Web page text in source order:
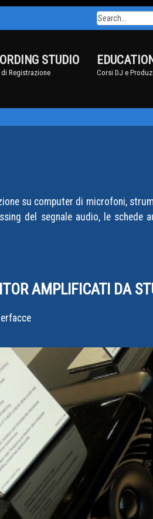
STUDIO
Registrazione Corsi DJ e
su computer di microfoni,
del segnale audio, le schede
AMPLIFICATI DA